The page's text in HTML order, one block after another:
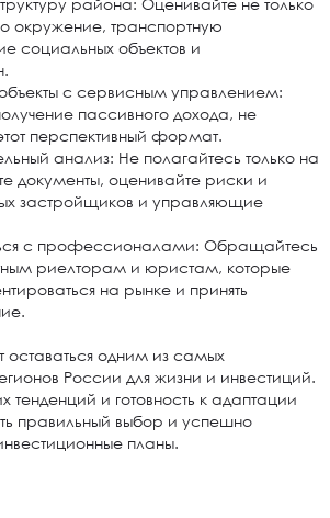
района: Оценивайте не только
окружение, транспортную
социальных объектов и
с сервисным управлением:
пассивного дохода, не
перспективный формат.
анализ: Не полагайтесь только на
документы, оценивайте риски и
застройщиков и управляющие
с профессионалами: Обращайтесь
риелторам и юристам, которые
на рынке и принять
оставаться одним из самых
России для жизни и инвестиций.
и готовность к адаптации
правильный выбор и успешно
планы.